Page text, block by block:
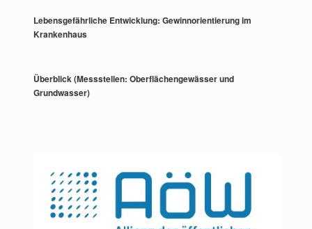
Lebensgefährliche Entwicklung: Gewinnorientierung im
Krankenhaus
Überblick (Messstellen: Oberflächengewässer und
Grundwasser)